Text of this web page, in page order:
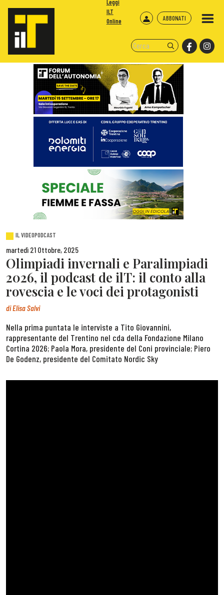
ABBONATI
Leggi
ILT
Online
IL VIDEOPODCAST
martedì 21 Ottobre, 2025
Olimpiadi invernali e Paralimpiadi
2026, il podcast de ilT: il conto alla
rovescia e le voci dei protagonisti
diElisa Salvi
Nella prima puntata le interviste a Tito Giovannini,
rappresentante del Trentino nel cda della Fondazione Milano
Cortina 2026; Paola Mora, presidente del Coni provinciale; Piero
De Godenz, presidente del Comitato Nordic Sky